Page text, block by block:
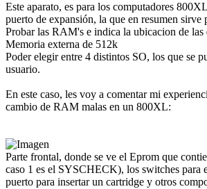
Este aparato, es para los computadores
puerto de expansión, la que en resumen sirve
Probar las RAM's e indica la ubicacion de las
Memoria externa de 512k
Poder elegir entre 4 distintos SO, los que se
usuario.
En este caso, les voy a comentar mi
cambio de RAM malas en un 800XL:
Parte frontal, donde se ve el Eprom que
caso 1 es el SYSCHECK), los switches para
puerto para insertar un cartridge y otros